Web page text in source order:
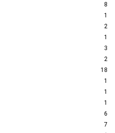
8
1
2
1
3
2
18
1
1
1
6
7